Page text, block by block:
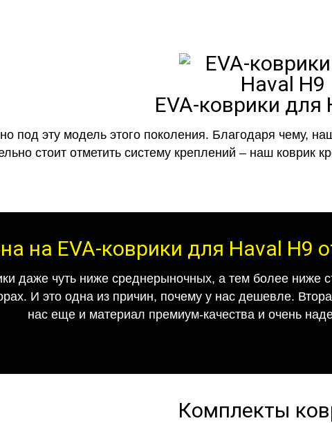
EVA-коврики для
под эту модель этого поколения. Благодаря чему,
стоит отметить систему креплений – наш коврик
на EVA-коврики для Haval H9
даже чуть ниже среднерыночных, а тем более ниже
И это одна из причин, почему у нас дешевле.
нас еще и материал премиум-качества и очень
Комплекты